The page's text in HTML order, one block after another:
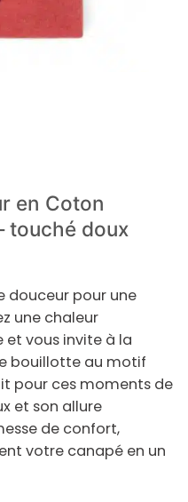
en Coton
touché doux
douceur pour une
une chaleur
vous invite à la
bouillotte au motif
pour ces moments de
et son allure
de confort,
votre canapé en un